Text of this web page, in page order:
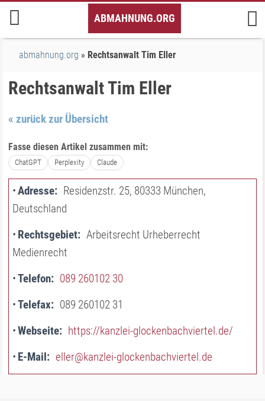
Inhalt
springen
ABMAHNUNG.ORG
abmahnung.org Rechtsanwalt Tim Eller
Rechtsanwalt Tim Eller
« zurück zur Übersicht
Fasse diesen Artikel zusammen mit:
ChatGPT Perplexity Claude
Adresse
Residenzstr. 25, 80333 München,
Deutschland
Rechtsgebiet
Arbeitsrecht Urheberrecht
Medienrecht
Telefon
089 260102 30
Telefax
089 260102 31
Webseite
https://kanzlei-glockenbachviertel.de/
E-Mail
eller@kanzlei-glockenbachviertel.de